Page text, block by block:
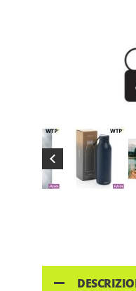
the
images